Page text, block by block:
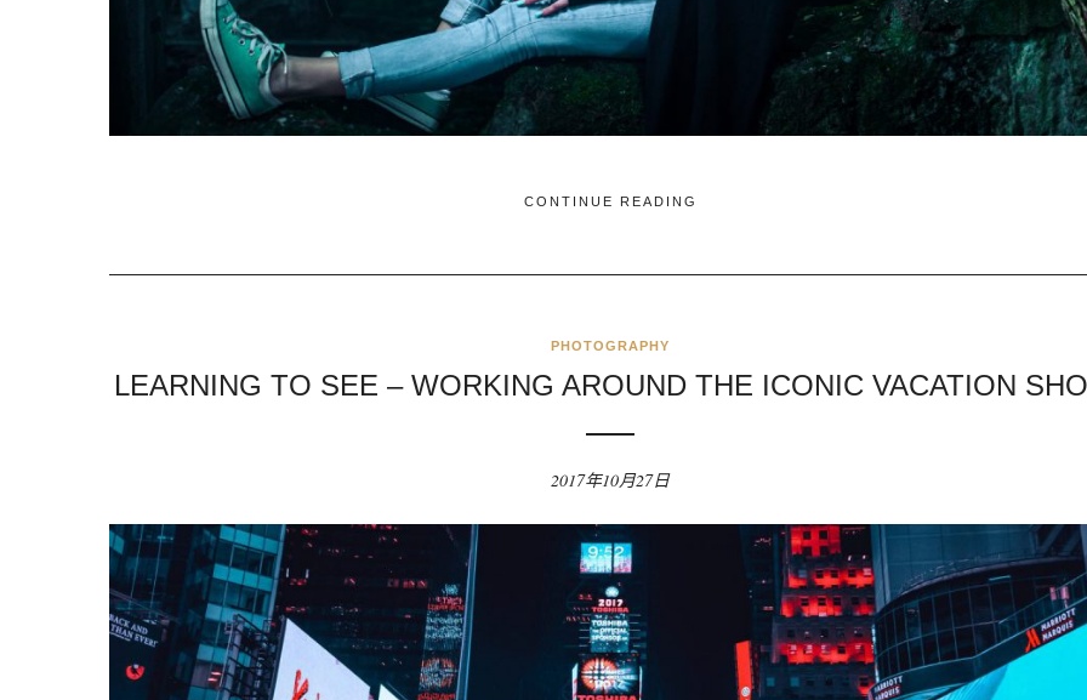
CONTINUE READING
PHOTOGRAPHY
LEARNING TO SEE – WORKING AROUND THE ICONIC VACATION
2017年10月27日